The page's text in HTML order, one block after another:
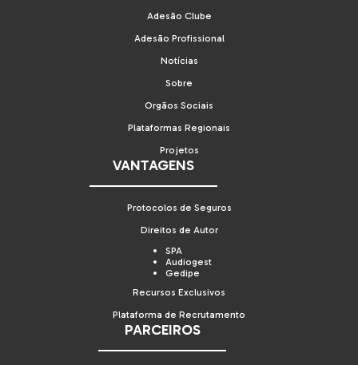
Adesão Clube
Adesão Profissional
Notícias
Sobre
Orgãos Sociais
Plataformas Regionais
Projetos
VANTAGENS
Protocolos de Seguros
Direitos de Autor
SPA
Audiogest
Gedipe
Recursos Exclusivos
Plataforma de Recrutamento
PARCEIROS